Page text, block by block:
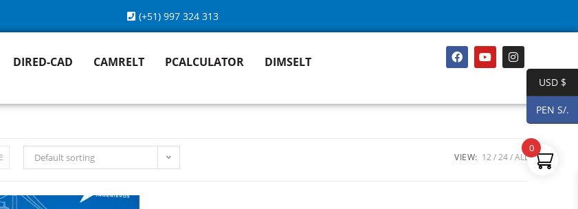
(+51) 997 324 313
DIRED-CAD CAMRELT PCALCULATOR DIMSELT
Default sorting VIEW: 12 24 ALL
USD $
PEN S/.
0